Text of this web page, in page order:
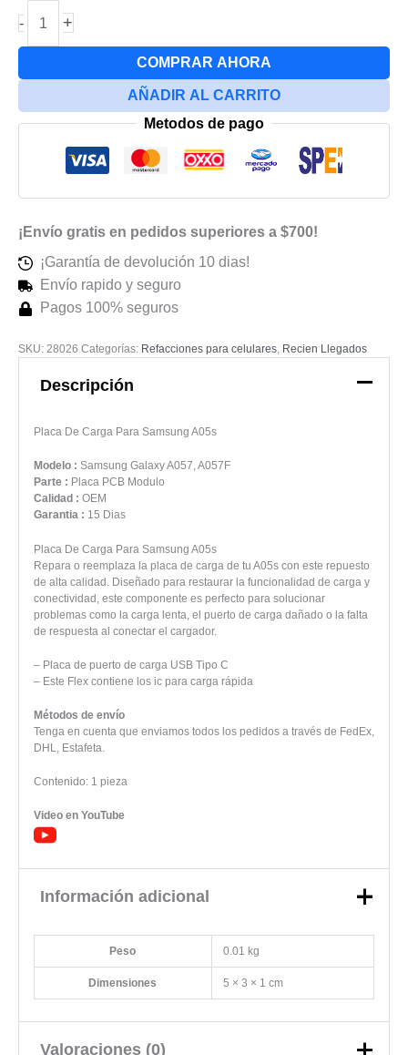
-
Placa
De
Para
A05s
cantidad
+
COMPRAR AHORA
AÑADIR AL CARRITO
Metodos de pago
¡Envío gratis en pedidos superiores a $700!
¡Garantía de devolución 10 dias!
Envío rapido y seguro
Pagos 100% seguros
SKU: 28026 Categorías: Refacciones para celulares, Recien Llegados
Descripción
Placa De Carga Para Samsung A05s
Modelo : Samsung Galaxy A057, A057F
Parte : Placa PCB Modulo
Calidad : OEM
Garantia : 15 Dias
Placa De Carga Para Samsung A05s
Repara o reemplaza la placa de carga de tu A05s con este repuesto
de alta calidad. Diseñado para restaurar la funcionalidad de carga y
conectividad, este componente es perfecto para solucionar
problemas como la carga lenta, el puerto de carga dañado o la falta
de respuesta al conectar el cargador.
– Placa de puerto de carga USB Tipo C
– Este Flex contiene los ic para carga rápida
Métodos de envío
Tenga en cuenta que enviamos todos los pedidos a través de FedEx,
DHL, Estafeta.
Contenido: 1 pieza
Video en YouTube
Información adicional
Peso 0.01 kg
Dimensiones 5 × 3 × 1 cm
Valoraciones (0)